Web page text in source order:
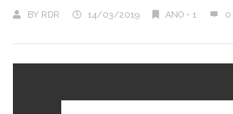
BY RDR 14/03/2019 ANO - 1 0